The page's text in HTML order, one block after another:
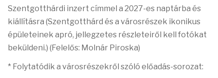
Szentgotthárdi inzert címmel a 2027-es naptárba és
kiállításra (Szentgotthárd és a városrészek ikonikus
épületeinek apró, jellegzetes részleteiről kell fotókat
beküldeni.) (Felelős: Molnár Piroska)
* Folytatódik a városrészekről szóló előadás-sorozat: